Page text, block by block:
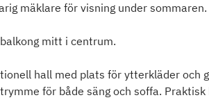
mäklare för visning under sommaren.
mitt i centrum.
hall med plats för ytterkläder och
för både säng och soffa.